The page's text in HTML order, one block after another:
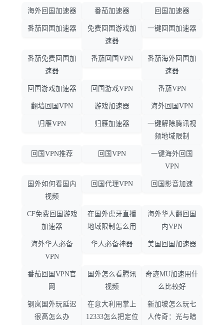
海外回国加速器 番茄加速器 回国加速器
番茄回国加速器
免费回国游戏加
速器
一键回国加速器
番茄免费回国加
速器
番茄回国VPN
番茄海外回国加
速器
回国游戏加速器 回国游戏VPN 番茄VPN
翻墙回国VPN 游戏加速器 海外回国VPN
归雁VPN 归雁加速器
一键解除腾讯视
频地域限制
回国VPN推荐 回国VPN
一键海外回国
VPN
国外如何看国内
视频
回国代理VPN 回国影音加速
CF免费回国游戏
加速器
在国外虎牙直播
地域限制怎么用
海外华人翻回国
内VPN
海外华人必备
VPN
华人必备神器 美国回国加速器
番茄回国VPN官
网
国外怎么看腾讯
视频
奇迹MU加速用什
么比较好
钢岚国外玩延迟
很高怎么办
在意大利用掌上
12333怎么把定位
新加坡怎么玩七
人传奇：光与暗